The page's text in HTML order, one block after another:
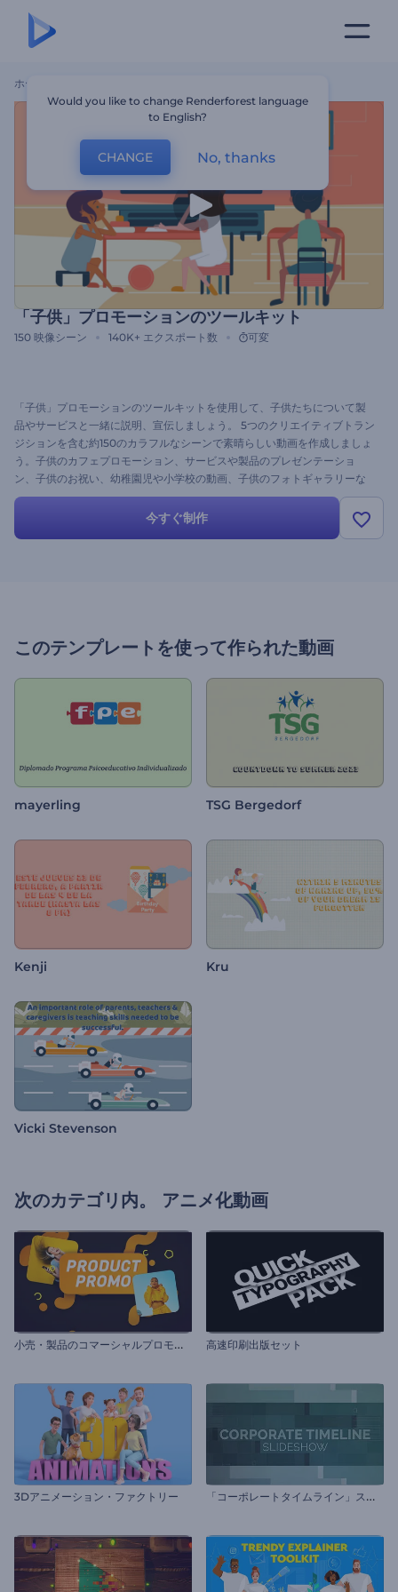
ホーム
「子供」プロモーションのツールキット
150 映像シーン 140K+ エクスポート数 可変
「子供」プロモーションのツールキットを使用して、子供たちについて製
品やサービスと一緒に説明、宣伝しましょう。 5つのクリエイティブトラン
ジションを含む約150のカラフルなシーンで素晴らしい動画を作成しましょ
う。子供のカフェプロモーション、サービスや製品のプレゼンテーショ
ン、子供のお祝い、幼稚園児や小学校の動画、子供のフォトギャラリーな
どに最適です。 小さな宝物を最大限に活用するために、クールな音楽で味
付けされたファイルとテキストであなたの素敵なプロジェクトをカスタマ
イズしてください。今すぐお試しを！
今すぐ制作
このテンプレートを使って作られた動画
mayerling TSG Bergedorf
Kenji Kru
Vicki Stevenson
次のカテゴリ内。 アニメ化動画
小
売・製品のコマーシャルプロモーション 高速印刷出版セット
3Dアニメーション・ファクトリー 「
コーポレートタイムライン」スライドショー
Would you like to change Renderforest language
to English?
CHANGE No, thanks